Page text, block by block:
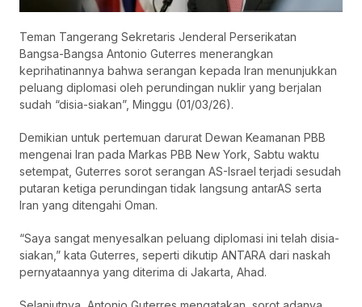
Teman Tangerang Sekretaris Jenderal Perserikatan
Bangsa-Bangsa Antonio Guterres menerangkan
keprihatinannya bahwa serangan kepada Iran menunjukkan
peluang diplomasi oleh perundingan nuklir yang berjalan
sudah “disia-siakan”, Minggu (01/03/26).
Demikian untuk pertemuan darurat Dewan Keamanan PBB
mengenai Iran pada Markas PBB New York, Sabtu waktu
setempat, Guterres sorot serangan AS-Israel terjadi sesudah
putaran ketiga perundingan tidak langsung antarAS serta
Iran yang ditengahi Oman.
“Saya sangat menyesalkan peluang diplomasi ini telah disia-
siakan,” kata Guterres, seperti dikutip ANTARA dari naskah
pernyataannya yang diterima di Jakarta, Ahad.